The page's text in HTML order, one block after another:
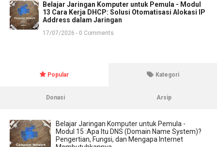
Belajar Jaringan Komputer untuk Pemula - Modul
13 Cara Kerja DHCP: Solusi Otomatisasi Alokasi IP
Address dalam Jaringan
17/07/2026 - 0 Comments
Popular Kategori
Donasi Arsip
Belajar Jaringan Komputer untuk Pemula -
Modul 15 :Apa Itu DNS (Domain Name System)?
Pengertian, Fungsi, dan Mengapa Internet